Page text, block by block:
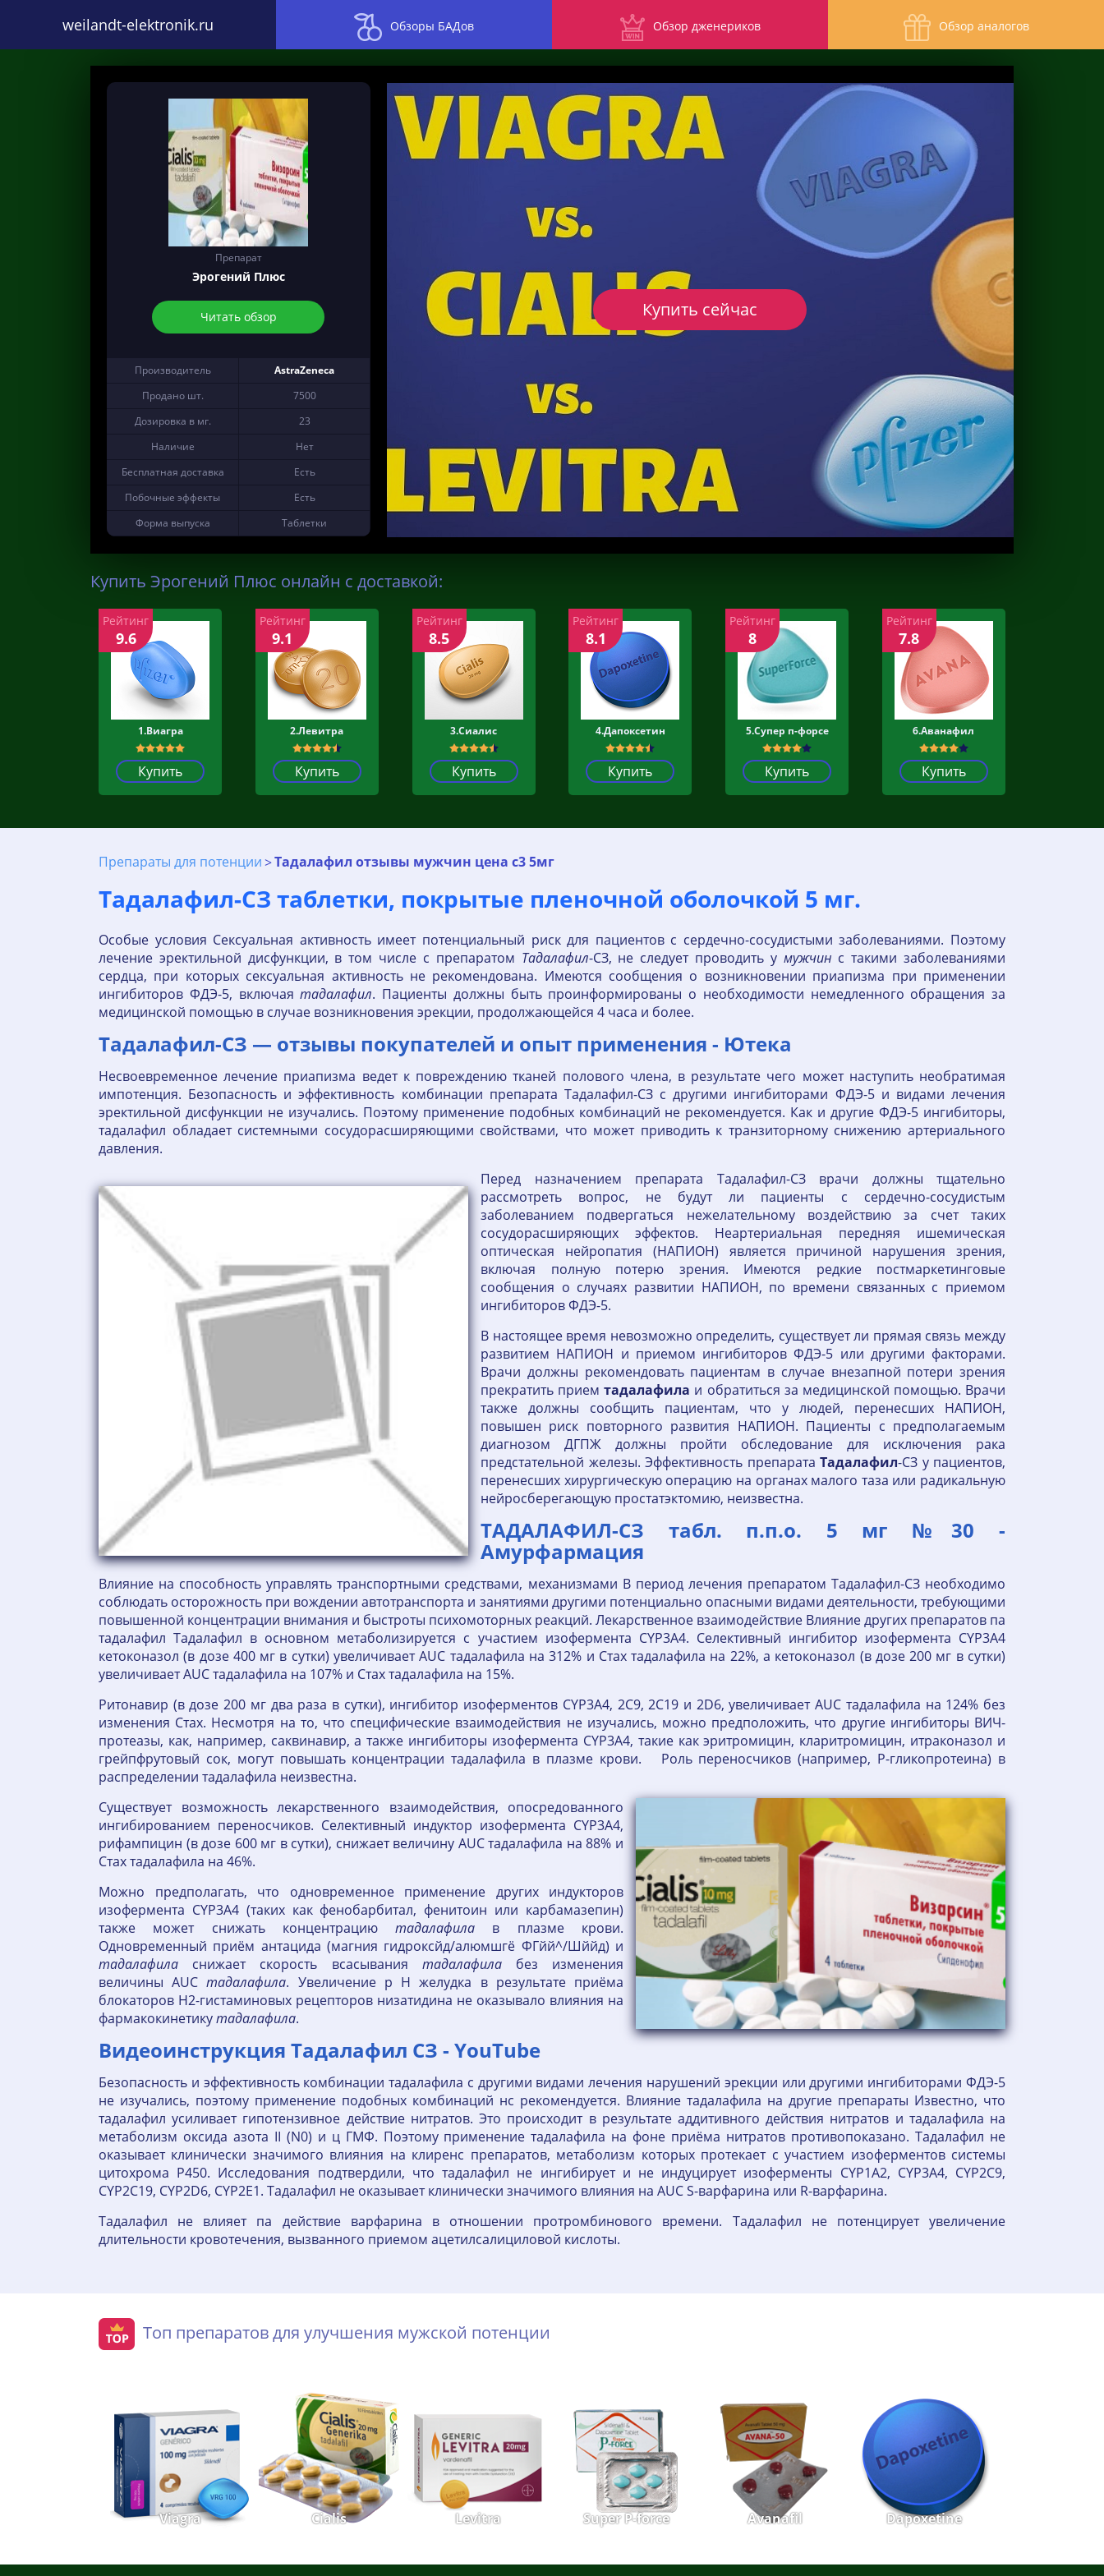
weilandt-elektronik.ru Обзоры БАДов Обзор дженериков Обзор аналогов
Препарат
Эрогений Плюс
Читать обзор
Производитель
AstraZeneca
Продано шт.
7500
Дозировка в мг.
23
Наличие
Нет
Бесплатная доставка
Есть
Побочные эффекты
Есть
Форма выпуска
Таблетки
Купить сейчас
Купить Эрогений Плюс онлайн с доставкой:
1.Виагра
Купить
Рейтинг
9.6
2.Левитра
Купить
Рейтинг
9.1
3.Сиалис
Купить
Рейтинг
8.5
4.Дапоксетин
Купить
Рейтинг
8.1
5.Супер п-форсе
Купить
Рейтинг
8
6.Аванафил
Купить
Рейтинг
7.8
Препараты для потенции Тадалафил отзывы мужчин цена с3 5мг
Тадалафил-СЗ таблетки, покрытые пленочной оболочкой 5 мг.
Особые условия Сексуальная активность имеет потенциальный риск для пациентов с сердечно-сосудистыми заболеваниями. Поэтому
лечение эректильной дисфункции, в том числе с препаратом Тадалафил-СЗ, не следует проводить у мужчин с такими заболеваниями
сердца, при которых сексуальная активность не рекомендована. Имеются сообщения о возникновении приапизма при применении
ингибиторов ФДЭ-5, включаятадалафил. Пациенты должны быть проинформированы о необходимости немедленного обращения за
медицинской помощью в случае возникновения эрекции, продолжающейся 4 часа и более.
Тадалафил-СЗ — отзывы покупателей и опыт применения - Ютека
Несвоевременное лечение приапизма ведет к повреждению тканей полового члена, в результате чего может наступить необратимая
импотенция. Безопасность и эффективность комбинации препарата Тадалафил-СЗ с другими ингибиторами ФДЭ-5 и видами лечения
эректильной дисфункции не изучались. Поэтому применение подобных комбинаций не рекомендуется. Как и другие ФДЭ-5 ингибиторы,
тадалафил обладает системными сосудорасширяющими свойствами, что может приводить к транзиторному снижению артериального
давления.
Перед назначением препарата Тадалафил-СЗ врачи должны тщательно
рассмотреть вопрос, не будут ли пациенты с сердечно-сосудистым
заболеванием подвергаться нежелательному воздействию за счет таких
сосудорасширяющих эффектов. Неартериальная передняя ишемическая
оптическая нейропатия (НАПИОН) является причиной нарушения зрения,
включая полную потерю зрения. Имеются редкие постмаркетинговые
сообщения о случаях развитии НАПИОН, по времени связанных с приемом
ингибиторов ФДЭ-5.
В настоящее время невозможно определить, существует ли прямая связь между
развитием НАПИОН и приемом ингибиторов ФДЭ-5 или другими факторами.
Врачи должны рекомендовать пациентам в случае внезапной потери зрения
прекратить приемтадалафила и обратиться за медицинской помощью. Врачи
также должны сообщить пациентам, что у людей, перенесших НАПИОН,
повышен риск повторного развития НАПИОН. Пациенты с предполагаемым
диагнозом ДГПЖ должны пройти обследование для исключения рака
предстательной железы. Эффективность препарата Тадалафил-СЗ у пациентов,
перенесших хирургическую операцию на органах малого таза или радикальную
нейросберегающую простатэктомию, неизвестна.
ТАДАЛАФИЛ-СЗ табл. п.п.о. 5 мг №30 -
Амурфармация
Влияние на способность управлять транспортными средствами, механизмами В период лечения препаратом Тадалафил-СЗ необходимо
соблюдать осторожность при вождении автотранспорта и занятиями другими потенциально опасными видами деятельности, требующими
повышенной концентрации внимания и быстроты психомоторных реакций. Лекарственное взаимодействие Влияние других препаратов па
тадалафил Тадалафил в основном метаболизируется с участием изофермента CYP3A4. Селективный ингибитор изофермента CYP3A4
кетоконазол (в дозе 400 мг в сутки) увеличивает AUC тадалафила на 312% и Стах тадалафила на 22%, а кетоконазол (в дозе 200 мг в сутки)
увеличивает AUC тадалафила на 107% и Стах тадалафила на 15%.
Ритонавир (в дозе 200 мг два раза в сутки), ингибитор изоферментов CYP3A4, 2С9, 2С19 и 2D6, увеличивает AUC тадалафила на 124% без
изменения Стах. Несмотря на то, что специфические взаимодействия не изучались, можно предположить, что другие ингибиторы ВИЧ-
протеазы, как, например, саквинавир, а также ингибиторы изофермента CYP3A4, такие как эритромицин, кларитромицин, итраконазол и
грейпфрутовый сок, могут повышать концентрации тадалафила в плазме крови. Роль переносчиков (например, Р-гликопротеина) в
распределении тадалафила неизвестна.
Существует возможность лекарственного взаимодействия, опосредованного
ингибированием переносчиков. Селективный индуктор изофермента CYP3A4,
рифампицин (в дозе 600 мг в сутки), снижает величину AUC тадалафила на 88% и
Стах тадалафила на 46%.
Можно предполагать, что одновременное применение других индукторов
изофермента CYP3A4 (таких как фенобарбитал, фенитоин или карбамазепин)
также может снижать концентрациютадалафила в плазме крови.
Одновременный приём антацида (магния гидроксйд/алюмшгё ФГйй^/Шййд) и
тадалафила снижает скорость всасывания тадалафилабез изменения
величины AUCтадалафила. Увеличение p H желудка в результате приёма
блокаторов Н2-гистаминовых рецепторов низатидина не оказывало влияния на
фармакокинетикутадалафила.
Видеоинструкция Тадалафил СЗ - YouTube
Безопасность и эффективность комбинации тадалафила с другими видами лечения нарушений эрекции или другими ингибиторами ФДЭ-5
не изучались, поэтому применение подобных комбинаций нс рекомендуется. Влияние тадалафила на другие препараты Известно, что
тадалафил усиливает гипотензивное действие нитратов. Это происходит в результате аддитивного действия нитратов и тадалафила на
метаболизм оксида азота II (N0) и ц ГМФ. Поэтому применение тадалафила на фоне приёма нитратов противопоказано. Тадалафил не
оказывает клинически значимого влияния на клиренс препаратов, метаболизм которых протекает с участием изоферментов системы
цитохрома Р450. Исследования подтвердили, что тадалафил не ингибирует и не индуцирует изоферменты CYP1A2, CYP3A4, CYP2C9,
CYP2C19, CYP2D6, CYP2E1. Тадалафил не оказывает клинически значимого влияния на AUC S-варфарина или R-варфарина.
Тадалафил не влияет па действие варфарина в отношении протромбинового времени. Тадалафил не потенцирует увеличение
длительности кровотечения, вызванного приемом ацетилсалициловой кислоты.
Топ препаратов для улучшения мужской потенции
Viagra Cialis Levitra Super P-force Avanafil Dapoxetine